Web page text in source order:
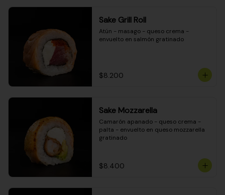
Sake Grill Roll
Atún - masago - queso crema -
envuelto en salmón gratinado
$8.200
Sake Mozzarella
Camarón apanado - queso crema -
palta - envuelto en queso mozzarella
gratinado
$8.400